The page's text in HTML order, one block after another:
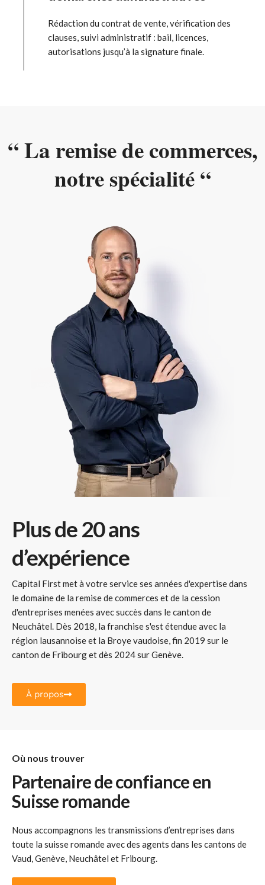
Rédaction du contrat de vente, vérification des
clauses, suivi administratif : bail, licences,
autorisations jusqu’à la signature finale.
“ La remise de commerces,
notre spécialité “
Plus de 20 ans
d’expérience
Capital First met à votre service ses années d'expertise dans
le domaine de la remise de commerces et de la cession
d'entreprises menées avec succès dans le canton de
Neuchâtel. Dès 2018, la franchise s'est étendue avec la
région lausannoise et la Broye vaudoise, fin 2019 sur le
canton de Fribourg et dès 2024 sur Genève.
À propos
Où nous trouver
Partenaire de confiance en
Suisse romande
Nous accompagnons les transmissions d’entreprises dans
toute la suisse romandeavec des agents dans les cantons de
Vaud, Genève, Neuchâtel et Fribourg.